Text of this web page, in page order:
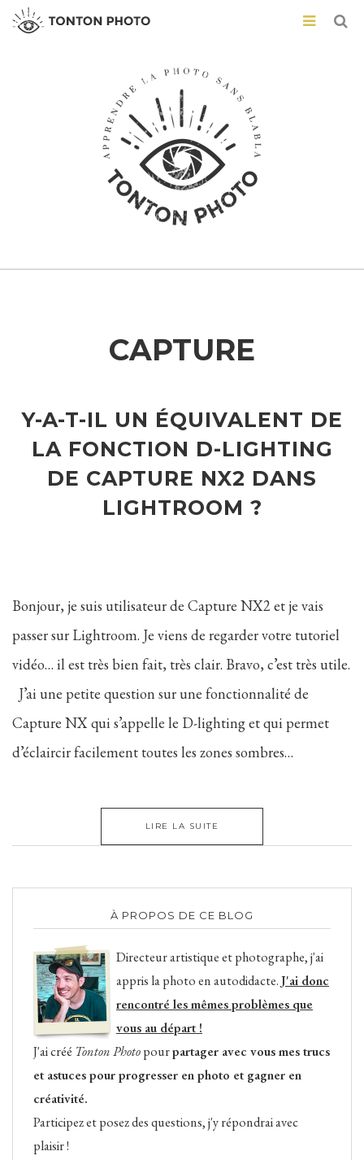
CAPTURE
Y-A-T-IL UN ÉQUIVALENT DE
LA FONCTION D-LIGHTING
DE CAPTURE NX2 DANS
LIGHTROOM ?
Bonjour, je suis utilisateur de Capture NX2 et je vais
passer sur Lightroom. Je viens de regarder votre tutoriel
vidéo… il est très bien fait, très clair. Bravo, c’est très utile.
J’ai une petite question sur une fonctionnalité de
Capture NX qui s’appelle le D-lighting et qui permet
d’éclaircir facilement toutes les zones sombres…
LIRE LA SUITE
À PROPOS DE CE BLOG
Directeur artistique et photographe, j'ai
appris la photo en autodidacte.J'ai donc
rencontré les mêmes problèmes que
vous au départ !
J'ai créé Tonton Photopourpartager avec vous mes trucs
et astuces pour progresser en photo et gagner en
créativité.
Participez et posez des questions, j'y répondrai avec
plaisir !